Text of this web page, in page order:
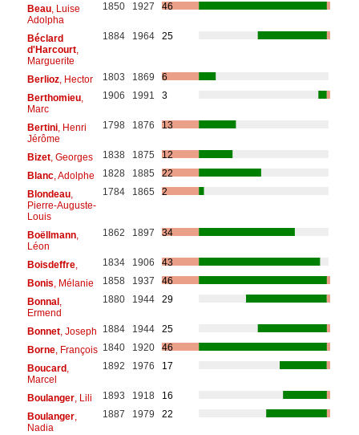
Beau, Luise
Adolpha
1850 1927 46
Béclard
d'Harcourt,
Marguerite
1884 1964 25
Berlioz, Hector 1803 1869
6
Berthomieu,
Marc
1906 1991 3
Bertini, Henri
Jérôme
1798 1876 13
Bizet, Georges 1838 1875
12
Blanc, Adolphe 1828 1885
22
Blondeau,
Pierre-Auguste-
Louis
1784 1865 2
Boëllmann,
Léon
1862 1897 34
Boisdeffre, 1834 1906
43
Bonis, Mélanie 1858 1937
46
Bonnal ,
Ermend
1880 1944 29
Bonnet, Joseph 1884 1944
25
Borne, François 1840 1920
46
Boucard ,
Marcel
1892 1976 17
Boulanger, Lili 1893 1918
16
Boulanger,
Nadia
1887 1979 22